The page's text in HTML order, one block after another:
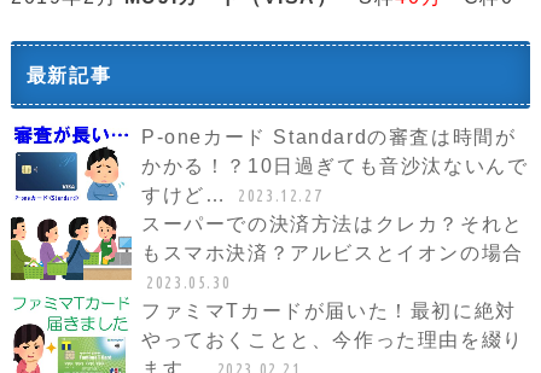
最新記事
P-oneカード Standardの審査は時間が
かかる！？10日過ぎても音沙汰ないんで
すけど…
2023.12.27
スーパーでの決済方法はクレカ？それと
もスマホ決済？アルビスとイオンの場合
2023.05.30
ファミマTカードが届いた！最初に絶対
やっておくことと、今作った理由を綴り